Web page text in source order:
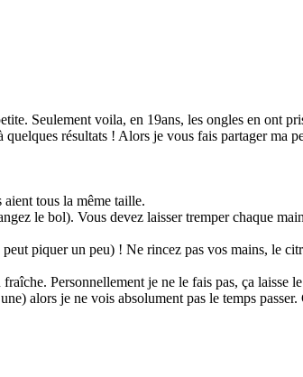
Seulement voila, en 19ans, les ongles en ont
résultats ! Alors je vous fais partager ma
tous la même taille.
le bol). Vous devez laisser tremper chaque
piquer un peu) ! Ne rincez pas vos mains, le
Personnellement je ne le fais pas, ça laisse
alors je ne vois absolument pas le temps